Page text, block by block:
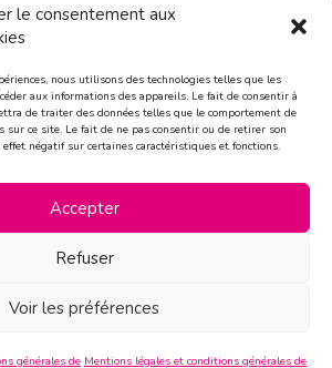
le consentement aux
nous utilisons des technologies telles que les
aux informations des appareils. Le fait de consentir à
de traiter des données telles que le comportement de
sur ce site. Le fait de ne pas consentir ou de retirer son
négatif sur certaines caractéristiques et fonctions.
Accepter
Refuser
Voir les préférences
générales de Mentions légales et conditions générales de
Suivez-nous!
CONTACT